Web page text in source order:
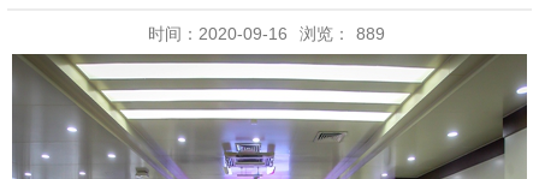
时间：2020-09-16 浏览： 889